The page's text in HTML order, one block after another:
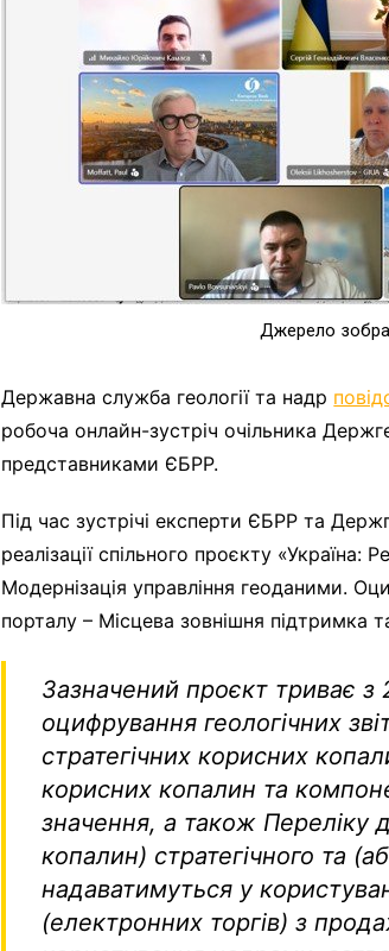
Джерело
Державна служба геології та надр
робоча онлайн-зустріч очільника
представниками ЄБРР.
Під час зустрічі експерти ЄБРР та
реалізації спільного проєкту
Модернізація управління геоданими.
порталу – Місцева зовнішня підтримка
Зазначений проєкт триває
оцифрування геологічних
стратегічних корисних
корисних копалин та
значення, а також Переліку
копалин) стратегічного та
надаватимуться у
(електронних торгів) з